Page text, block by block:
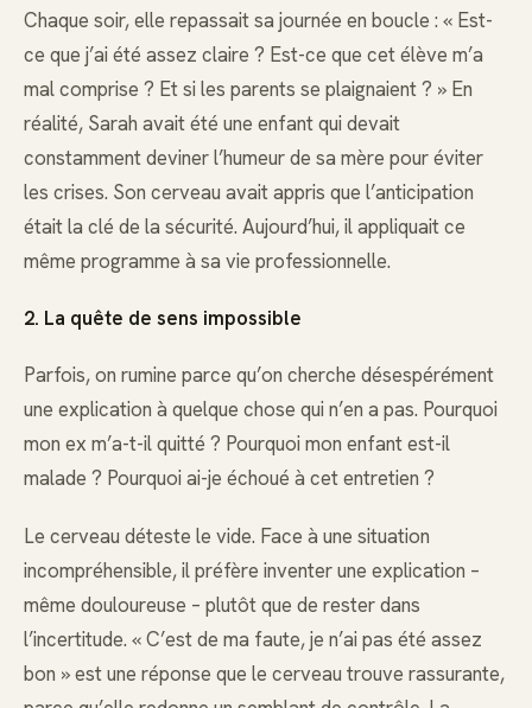
Chaque soir, elle repassait sa journée en boucle : « Est-
ce que j’ai été assez claire ? Est-ce que cet élève m’a
mal comprise ? Et si les parents se plaignaient ? » En
réalité, Sarah avait été une enfant qui devait
constamment deviner l’humeur de sa mère pour éviter
les crises. Son cerveau avait appris que l’anticipation
était la clé de la sécurité. Aujourd’hui, il appliquait ce
même programme à sa vie professionnelle.
2. La quête de sens impossible
Parfois, on rumine parce qu’on cherche désespérément
une explication à quelque chose qui n’en a pas. Pourquoi
mon ex m’a-t-il quitté ? Pourquoi mon enfant est-il
malade ? Pourquoi ai-je échoué à cet entretien ?
Le cerveau déteste le vide. Face à une situation
incompréhensible, il préfère inventer une explication –
même douloureuse – plutôt que de rester dans
l’incertitude. « C’est de ma faute, je n’ai pas été assez
bon » est une réponse que le cerveau trouve rassurante,